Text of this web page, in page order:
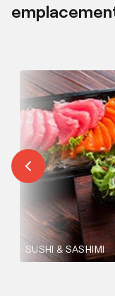
SUSHI & SASHIMI